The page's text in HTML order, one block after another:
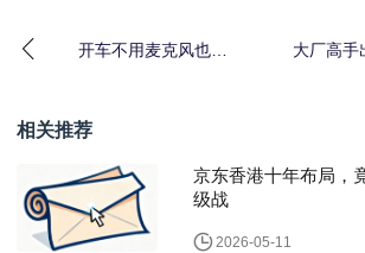
开车不用麦克风也能K
大厂高手
相关推荐
京东香港十年布局，
级战
2026-05-11